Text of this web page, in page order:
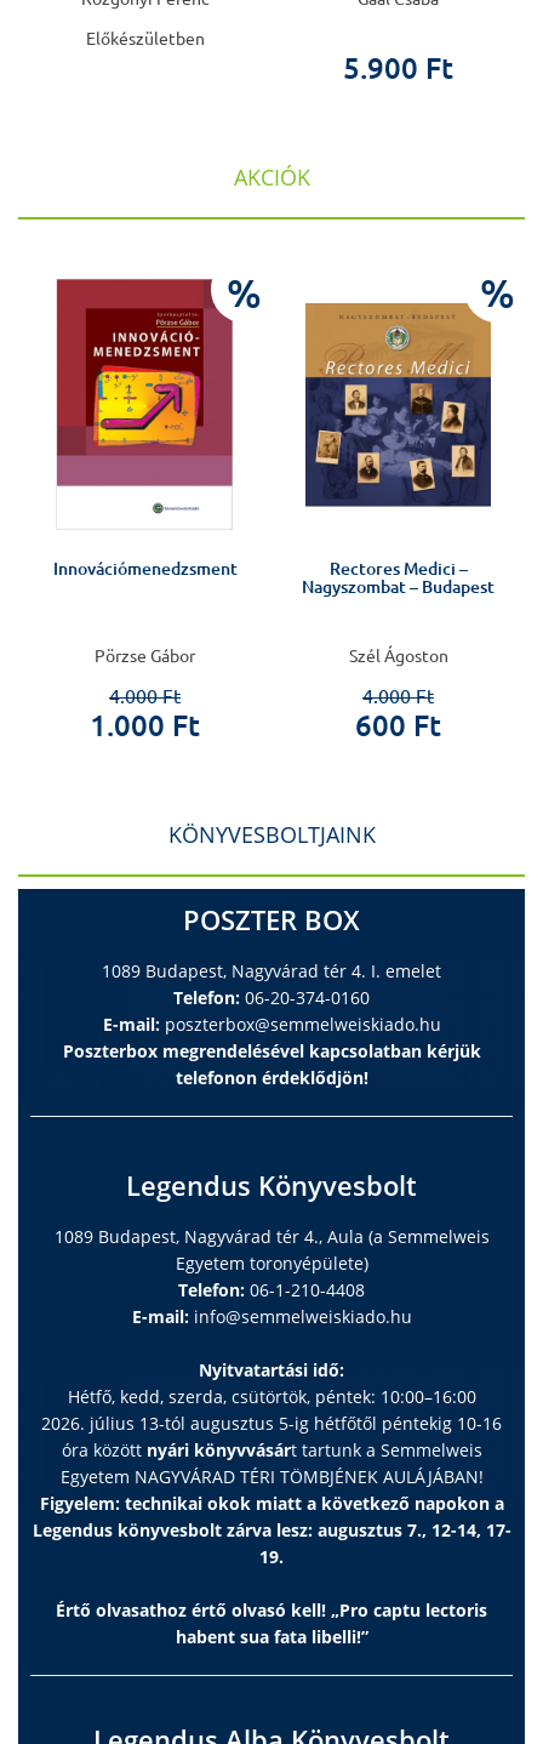
Előkészületben
5.900 Ft
AKCIÓK
%
Innovációmenedzsment
Pörzse Gábor
4.000 Ft
1.000 Ft
%
Rectores Medici –
Nagyszombat – Budapest
Szél Ágoston
4.000 Ft
600 Ft
KÖNYVESBOLTJAINK
POSZTER BOX
1089 Budapest, Nagyvárad tér 4. I. emelet
Telefon: 06-20-374-0160
E-mail: poszterbox@semmelweiskiado.hu
Poszterbox megrendelésével kapcsolatban kérjük
telefonon érdeklődjön!
Legendus Könyvesbolt
1089 Budapest, Nagyvárad tér 4., Aula (a Semmelweis
Egyetem toronyépülete)
Telefon: 06-1-210-4408
E-mail: info@semmelweiskiado.hu
Nyitvatartási idő:
Hétfő, kedd, szerda, csütörtök, péntek: 10:00–16:00
2026. július 13-tól augusztus 5-ig hétfőtől péntekig 10-16
óra között nyári könyvvásárt tartunk a Semmelweis
Egyetem NAGYVÁRAD TÉRI TÖMBJÉNEK AULÁJÁBAN!
Figyelem: technikai okok miatt a következő napokon a
Legendus könyvesbolt zárva lesz: augusztus 7., 12-14, 17-
19.
Értő olvasathoz értő olvasó kell! „Pro captu lectoris
habent sua fata libelli!”